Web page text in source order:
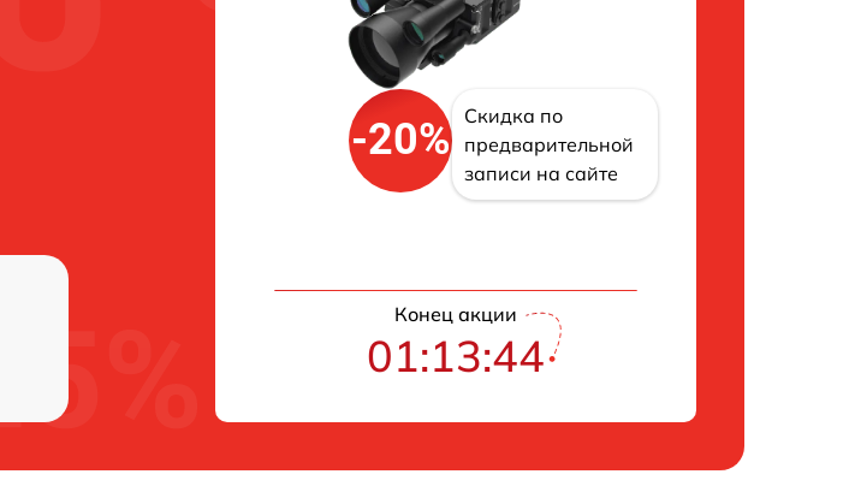
-20%
Скидка по
предварительной
записи на сайте
Конец акции
01:13:43